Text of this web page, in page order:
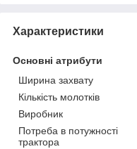
Характеристики
Основні атрибути
Ширина захвату
Кількість молотків
Виробник
Потреба в потужності
трактора